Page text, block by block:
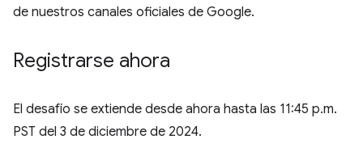
de nuestros canales oficiales de Google.
Registrarse ahora
El desafío se extiende desde ahora hasta las 11:45 p.m.
PST del 3 de diciembre de 2024.